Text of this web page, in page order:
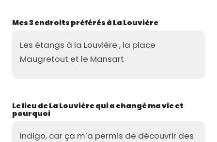
Mes 3 endroits préférés à La Louvière
Les étangs à la Louvière , la place
Maugretout et le Mansart
Le lieu de La Louvière qui a changé ma vie et
pourquoi
Indigo, car ça m’a permis de découvrir des